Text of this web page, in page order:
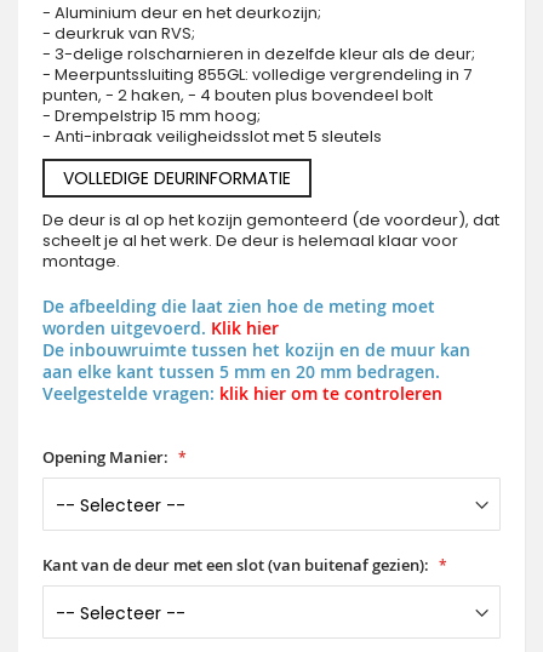
- Aluminium deur en het deurkozijn;
- deurkruk van RVS;
- 3-delige rolscharnieren in dezelfde kleur als de deur;
- Meerpuntssluiting 855GL: volledige vergrendeling in 7
punten, - 2 haken, - 4 bouten plus bovendeel bolt
- Drempelstrip 15 mm hoog;
- Anti-inbraak veiligheidsslot met 5 sleutels
VOLLEDIGE DEURINFORMATIE
De deur is al op het kozijn gemonteerd (de voordeur), dat
scheelt je al het werk. De deur is helemaal klaar voor
montage.
De afbeelding die laat zien hoe de meting moet
worden uitgevoerd. Klik hier
De inbouwruimte tussen het kozijn en de muur kan
aan elke kant tussen 5 mm en 20 mm bedragen.
Veelgestelde vragen: klik hier om te controleren
Opening Manier:
Kant van de deur met een slot (van buitenaf gezien):